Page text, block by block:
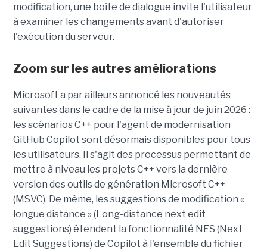
modification, une boîte de dialogue invite l'utilisateur
à examiner les changements avant d'autoriser
l'exécution du serveur.
Zoom sur les autres améliorations
Microsoft a par ailleurs annoncé les nouveautés
suivantes dans le cadre de la mise à jour de juin 2026 :
les scénarios C++ pour l'agent de modernisation
GitHub Copilot sont désormais disponibles pour tous
les utilisateurs. Il s'agit des processus permettant de
mettre à niveau les projets C++ vers la dernière
version des outils de génération Microsoft C++
(MSVC). De même, les suggestions de modification «
longue distance » (Long-distance next edit
suggestions) étendent la fonctionnalité NES (Next
Edit Suggestions) de Copilot à l'ensemble du fichier